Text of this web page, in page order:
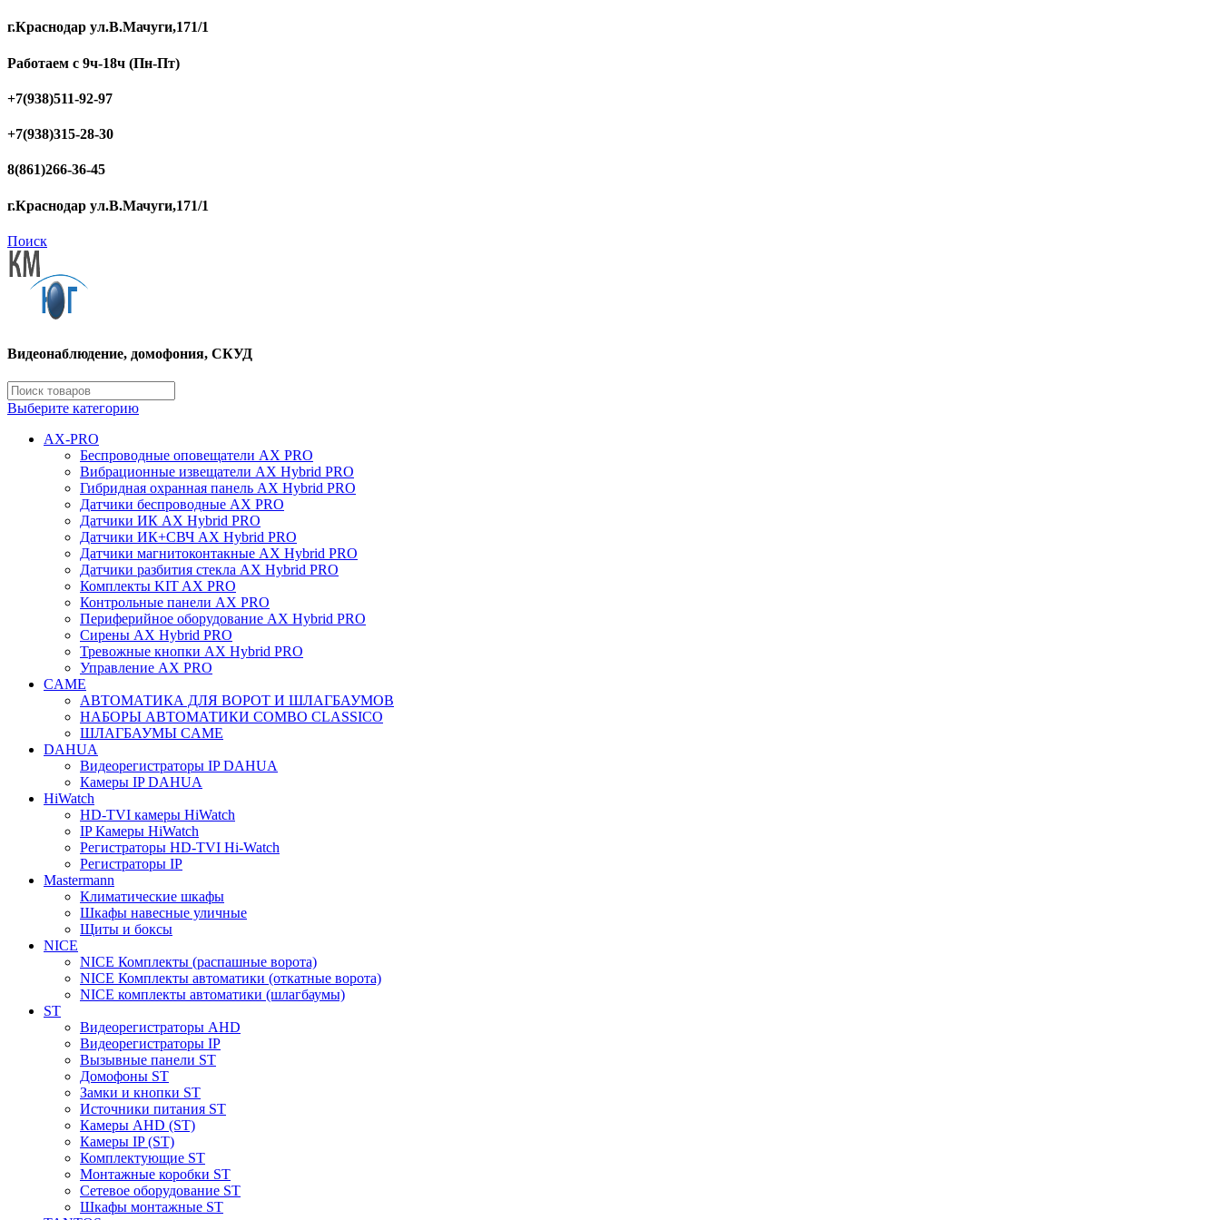
г.Краснодар ул.В.Мачуги,171/1
Работаем с 9ч-18ч (Пн-Пт)
+7(938)511-92-97
+7(938)315-28-30
8(861)266-36-45
г.Краснодар ул.В.Мачуги,171/1
Поиск
Видеонаблюдение, домофония, СКУД
Выберите категорию
AX-PRO
Беспроводные оповещатели AX PRO
Вибрационные извещатели AX Hybrid PRO
Гибридная охранная панель AX Hybrid PRO
Датчики беспроводные AX PRO
Датчики ИК AX Hybrid PRO
Датчики ИК+СВЧ AX Hybrid PRO
Датчики магнитоконтакные AX Hybrid PRO
Датчики разбития стекла AX Hybrid PRO
Комплекты KIT AX PRO
Контрольные панели AX PRO
Периферийное оборудование AX Hybrid PRO
Сирены AX Hybrid PRO
Тревожные кнопки AX Hybrid PRO
Управление AX PRO
CAME
АВТОМАТИКА ДЛЯ ВОРОТ И ШЛАГБАУМОВ
НАБОРЫ АВТОМАТИКИ COMBO CLASSICO
ШЛАГБАУМЫ CAME
DAHUA
Видеорегистраторы IP DAHUA
Камеры IP DAHUA
HiWatch
HD-TVI камеры HiWatch
IP Камеры HiWatch
Регистраторы HD-TVI Hi-Watch
Регистраторы IP
Mastermann
Климатические шкафы
Шкафы навесные уличные
Щиты и боксы
NICE
NICE Комплекты (распашные ворота)
NICE Комплекты автоматики (откатные ворота)
NICE комплекты автоматики (шлагбаумы)
ST
Видеорегистраторы AHD
Видеорегистраторы IP
Вызывные панели ST
Домофоны ST
Замки и кнопки ST
Источники питания ST
Камеры AHD (ST)
Камеры IP (ST)
Комплектующие ST
Монтажные коробки ST
Сетевое оборудование ST
Шкафы монтажные ST